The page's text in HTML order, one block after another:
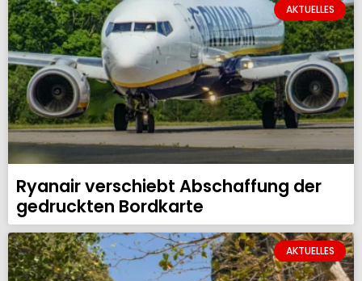
AKTUELLES
Ryanair verschiebt Abschaffung der
gedruckten Bordkarte
AKTUELLES